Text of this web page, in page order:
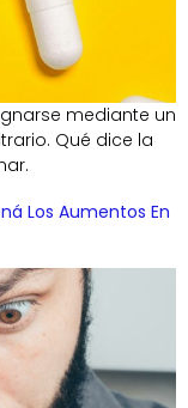
mediante un
Qué dice la
Los Aumentos En